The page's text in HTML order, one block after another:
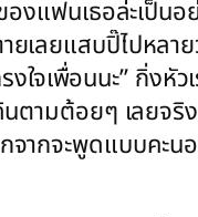
แฟนเธอล่ะเป็นอย่
ยเลยแสบปิ๊ไปหลา
จเพื่อนนะ” กิ่งหัว
นตามต้อยๆ เลยจริ
จากจะพูดแบบคะน